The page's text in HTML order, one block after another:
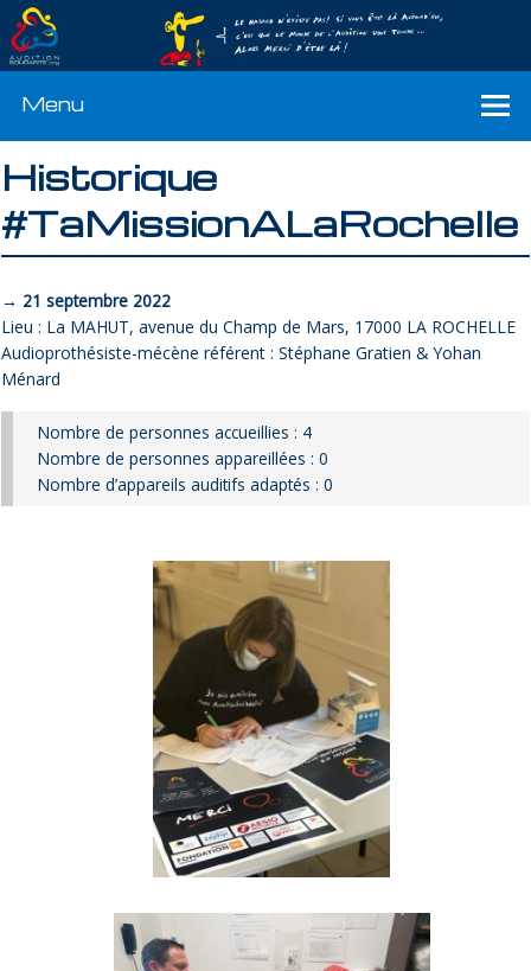
Menu
Historique
#TaMissionALaRochelle
→ 21 septembre 2022
Lieu : La MAHUT, avenue du Champ de Mars, 17000 LA ROCHELLE
Audioprothésiste-mécène référent : Stéphane Gratien & Yohan
Ménard
Nombre de personnes accueillies : 4
Nombre de personnes appareillées : 0
Nombre d’appareils auditifs adaptés : 0